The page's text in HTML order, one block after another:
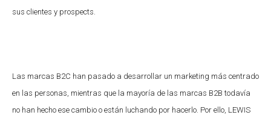
sus clientes y prospects.
Las marcas B2C han pasado a desarrollar un marketing más centrado
en las personas, mientras que la mayoría de las marcas B2B todavía
no han hecho ese cambio o están luchando por hacerlo. Por ello, LEWIS